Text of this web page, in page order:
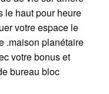
le haut pour heure
votre espace le
.maison planétaire
votre bonus et
bureau bloc